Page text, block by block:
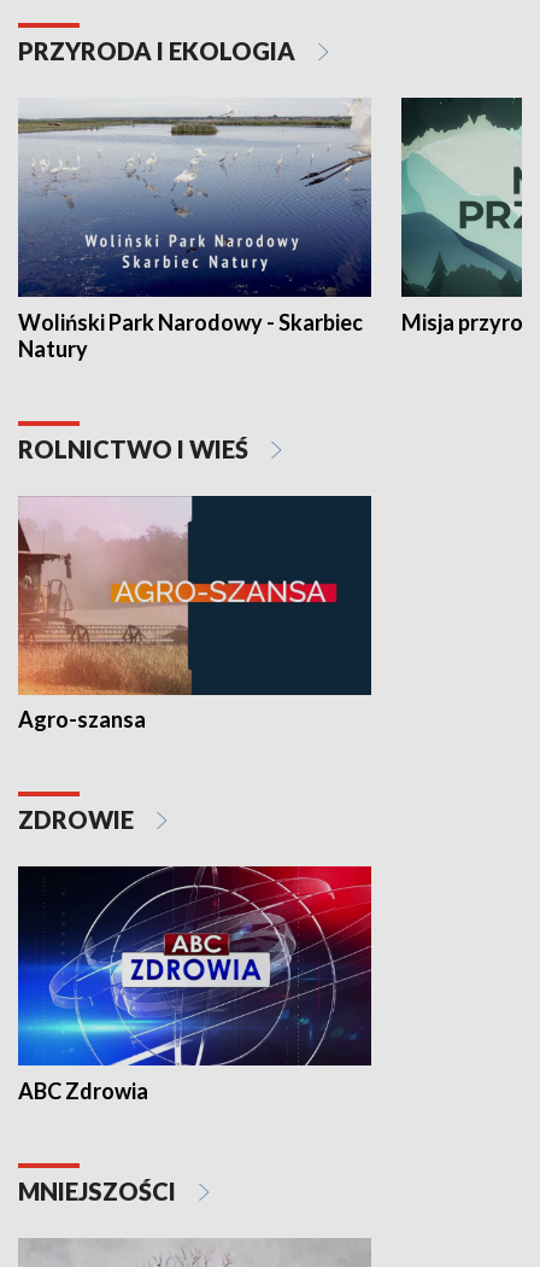
PRZYRODA I EKOLOGIA
Woliński Park Narodowy - Skarbiec
Natury
Misja
ROLNICTWO I WIEŚ
Agro-szansa
ZDROWIE
ABC Zdrowia
MNIEJSZOŚCI